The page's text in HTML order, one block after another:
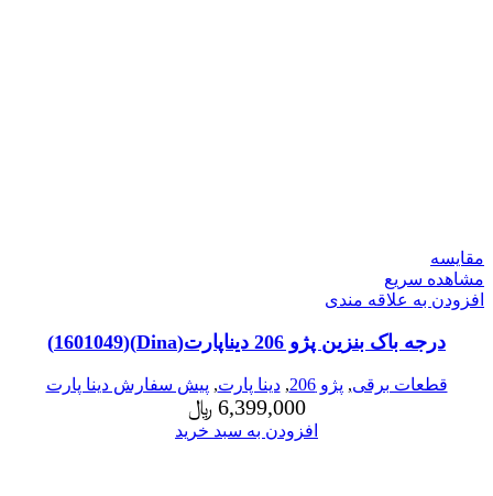
مقایسه
مشاهده سریع
افزودن به علاقه مندی
درجه باک بنزین پژو 206 دیناپارت(Dina)(1601049)
قطعات برقی, پژو 206 ,دینا پارت, پیش سفارش دینا پارت
6,399,000 ﷼
افزودن به سبد خرید